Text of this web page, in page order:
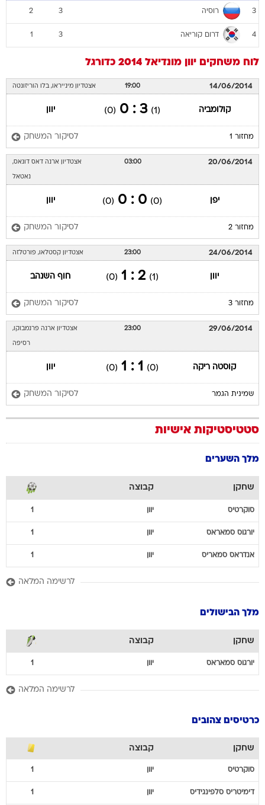
3 רוסיה 3
2
4 דרום קוריאה 3
1
לוח משחקים יוון מונדיאל 2014 כדורגל
14/06/2014
19:00 אצטדיון מינייראו, בלו הוריזונטה
קולומביה (1)
3 : 0
(0) יוון
מחזור 1 לסיקור המשחק
20/06/2014
03:00 אצטדיון ארנה דאס דונאס,
נאטאל
יפן (0)
0 : 0
(0) יוון
מחזור 2 לסיקור המשחק
24/06/2014
23:00 אצטדיון קסטלאו, פורטלזה
יוון (1)
2 : 1
(0) חוף השנהב
מחזור 3 לסיקור המשחק
29/06/2014
23:00 אצטדיון ארנה פרנמבוקו,
רסיפה
קוסטה ריקה (0)
1 : 1
(0) יוון
שמינית הגמר לסיקור המשחק
סטטיסטיקות אישיות
מלך השערים
שחקן קבוצה
סוקרטיס יוון 1
יורגוס סמאראס יוון 1
אנדראס סמאריס יוון 1
לרשימה המלאה
מלך הבישולים
שחקן קבוצה
יורגוס סמאראס יוון 1
לרשימה המלאה
כרטיסים צהובים
שחקן קבוצה
סוקרטיס יוון 1
דימיטריס סלפינגידיס יוון 1